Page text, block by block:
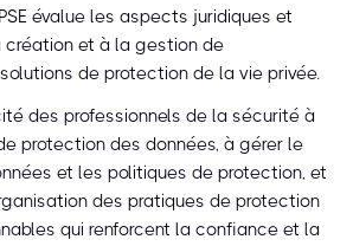
évalue les aspects juridiques et
création et à la gestion de
de protection de la vie privée.
des professionnels de la sécurité à
protection des données, à gérer le
et les politiques de protection, et
des pratiques de protection
qui renforcent la confiance et la